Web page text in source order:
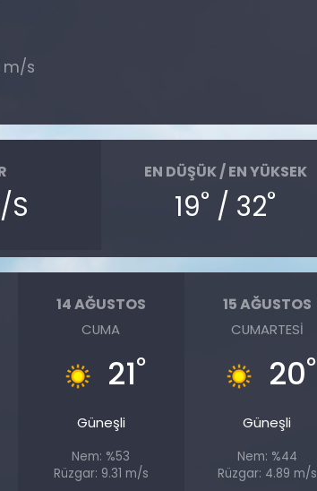
m/s
S
EN DÜŞÜK / EN YÜKSEK
19° / 32°
14 AĞUSTOS
CUMA
21°
Güneşli
Nem: %53
Rüzgar: 9.31 m/s
15 AĞUSTOS
CUMARTESI
20°
Güneşli
Nem: %44
Rüzgar: 4.89 m/s